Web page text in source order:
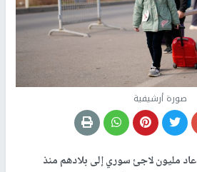
صورة أرشيفية
عاد مليون لاجئ سوري إلى بلادهم منذ